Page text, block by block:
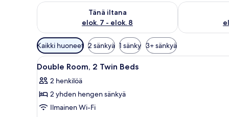
Tänä iltana
elok. 7 - elok. 8
Tarkista tämän illan saatavuus elok. 7 - elok. 8
Tarkista
Huoneille
saatavilla
olevia
Kaikki huoneet 2 sänkyä 1 sänky 3+ sänkyä
Avaa
kaikki
huonetyypin
Double
Room,
Hotellihuone, jossa on
17
Double Room, 2 Twin Beds
2 henkilöä
2 yhden hengen sänkyä
Ilmainen Wi-Fi